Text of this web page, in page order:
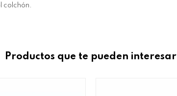
colchón.
Productos que te pueden interesar